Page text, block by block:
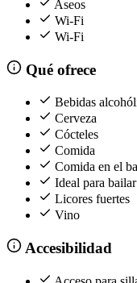
Aseos
Wi-Fi
Wi-Fi
Qué ofrece
Bebidas
Cerveza
Cócteles
Comida
Comida en el
Ideal para bailar
Licores fuertes
Vino
Accesibilidad